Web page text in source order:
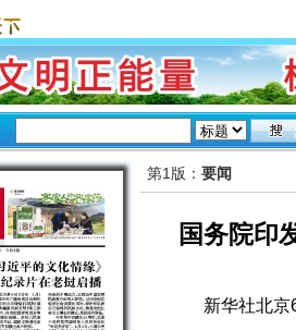
第1版： 要闻
国务院印
新华社北京